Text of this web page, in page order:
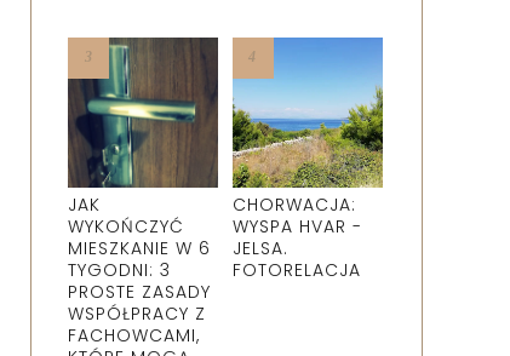
JAK
WYKOŃCZYĆ
MIESZKANIE W 6
TYGODNI: 3
PROSTE ZASADY
WSPÓŁPRACY Z
FACHOWCAMI,
CHORWACJA:
WYSPA HVAR -
JELSA.
FOTORELACJA